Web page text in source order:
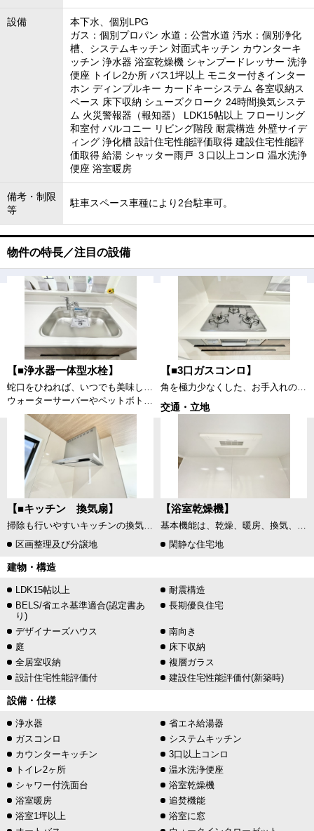
設備
本下水、個別LPG
ガス：個別プロパン 水道：公営水道 汚水：個別浄化
槽、システムキッチン 対面式キッチン カウンターキ
ッチン 浄水器 浴室乾燥機 シャンプードレッサー 洗浄
便座 トイレ2か所 バス1坪以上 モニター付きインター
ホン ディンプルキー カードキーシステム 各室収納ス
ペース 床下収納 シューズクローク 24時間換気システ
ム 火災警報器（報知器） LDK15帖以上 フローリング
和室付 バルコニー リビング階段 耐震構造 外壁サイデ
ィング 浄化槽 設計住宅性能評価取得 建設住宅性能評
価取得 給湯 シャッター雨戸 ３口以上コンロ 温水洗浄
便座 浴室暖房
備考・制限
等
駐車スペース車種により2台駐車可。
物件の特長／注目の設備
【■浄水器一体型水栓】
蛇口をひねれば、いつでも美味しい水が飲めるのは大きなメリットです。
ウォーターサーバーやペットボトルをその都度入れるのは大変ですが、シンク内の蛇口から浄水出れば楽に炊事ができますね。
【■3口ガスコンロ】
角を極力少なくした、お手入れのしやすい「すっきりクリーンごとく」。3口全てに温度センサーが付き、高温炒め機能付き。片面焼きグリルも搭載しています。消し忘れ消火機能付き、安全で機能的なガスコンロです。
【■キッチン 換気扇】
掃除も行いやすいキッチンの換気扇です。換気扇用フィルターを利用すればお掃除も簡易に済みます。
【浴室乾燥機】
基本機能は、乾燥、暖房、換気、涼風、24時間換気の5つです。それぞれの機能に特長があり、毎日使用するにあたり、季節に合った使用方法がありますので、浴室乾燥機は年間を通して使うことができます。
交通・立地
区画整理及び分譲地 閑静な住宅地
建物・構造
LDK15帖以上
耐震構造
BELS/省エネ基準適合(認定書あ
り)
長期優良住宅
デザイナーズハウス
南向き
庭
床下収納
全居室収納
複層ガラス
設計住宅性能評価付
建設住宅性能評価付(新築時)
設備・仕様
浄水器
省エネ給湯器
ガスコンロ
システムキッチン
カウンターキッチン
3口以上コンロ
トイレ2ヶ所
温水洗浄便座
シャワー付洗面台
浴室乾燥機
浴室暖房
追焚機能
浴室1坪以上
浴室に窓